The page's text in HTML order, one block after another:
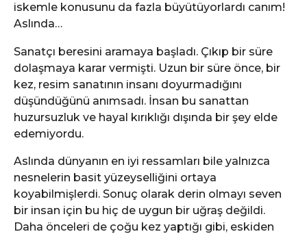
iskemle konusunu da fazla büyütüyorlardı canım!
Aslında…
Sanatçı beresini aramaya başladı. Çıkıp bir süre
dolaşmaya karar vermişti. Uzun bir süre önce, bir
kez, resim sanatının insanı doyurmadığını
düşündüğünü anımsadı. İnsan bu sanattan
huzursuzluk ve hayal kırıklığı dışında bir şey elde
edemiyordu.
Aslında dünyanın en iyi ressamları bile yalnızca
nesnelerin basit yüzeyselliğini ortaya
koyabilmişlerdi. Sonuç olarak derin olmayı seven
bir insan için bu hiç de uygun bir uğraş değildi.
Daha önceleri de çoğu kez yaptığı gibi, eskiden